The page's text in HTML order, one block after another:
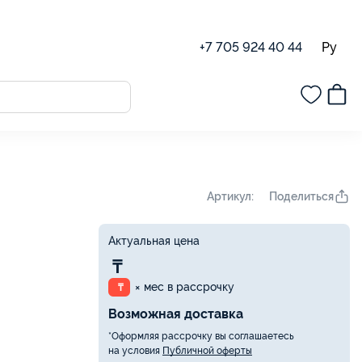
+7 705 924 40 44 Ру
Артикул: Поделиться
Актуальная цена
₸
₸ × мес в рассрочку
Возможная доставка
*Оформляя рассрочку вы соглашаетесь
на условия Публичной оферты